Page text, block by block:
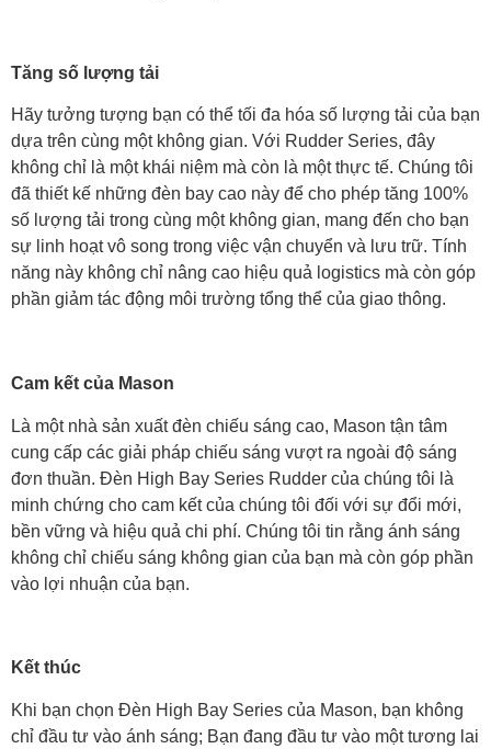
Tăng số lượng tải
Hãy tưởng tượng bạn có thể tối đa hóa số lượng tải của bạn
dựa trên cùng một không gian. Với Rudder Series, đây
không chỉ là một khái niệm mà còn là một thực tế. Chúng tôi
đã thiết kế những đèn bay cao này để cho phép tăng 100%
số lượng tải trong cùng một không gian, mang đến cho bạn
sự linh hoạt vô song trong việc vận chuyển và lưu trữ. Tính
năng này không chỉ nâng cao hiệu quả logistics mà còn góp
phần giảm tác động môi trường tổng thể của giao thông.
Cam kết của Mason
Là một nhà sản xuất đèn chiếu sáng cao, Mason tận tâm
cung cấp các giải pháp chiếu sáng vượt ra ngoài độ sáng
đơn thuần. Đèn High Bay Series Rudder của chúng tôi là
minh chứng cho cam kết của chúng tôi đối với sự đổi mới,
bền vững và hiệu quả chi phí. Chúng tôi tin rằng ánh sáng
không chỉ chiếu sáng không gian của bạn mà còn góp phần
vào lợi nhuận của bạn.
Kết thúc
Khi bạn chọn Đèn High Bay Series của Mason, bạn không
chỉ đầu tư vào ánh sáng; Bạn đang đầu tư vào một tương lai